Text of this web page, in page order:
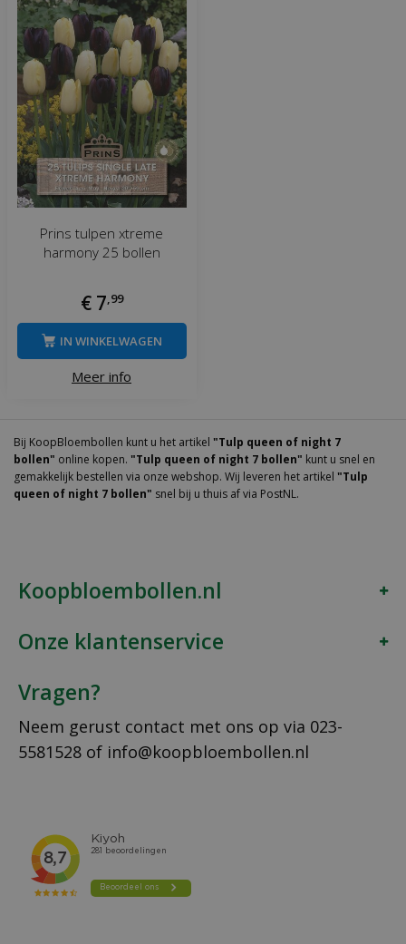
Prins tulpen xtreme
harmony 25 bollen
€ 7,99
Meer info
IN WINKELWAGEN
Bij KoopBloembollen kunt u het artikel "Tulp queen of night 7
bollen" online kopen. "Tulp queen of night 7 bollen" kunt u snel en
gemakkelijk bestellen via onze webshop. Wij leveren het artikel "Tulp
queen of night 7 bollen" snel bij u thuis af via PostNL.
Koopbloembollen.nl
Onze klantenservice
Vragen?
Neem gerust contact met ons op via 023-
5581528 of info@koopbloembollen.nl